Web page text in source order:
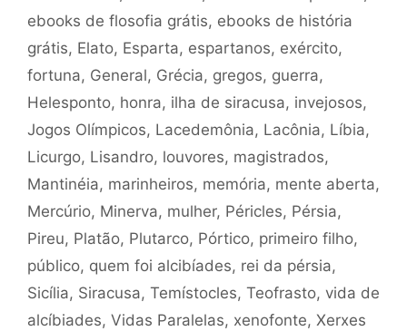
ebooks de flosofia grátis, ebooks de história
grátis, Elato, Esparta, espartanos, exército,
fortuna, General, Grécia, gregos, guerra,
Helesponto, honra, ilha de siracusa, invejosos,
Jogos Olímpicos, Lacedemônia, Lacônia, Líbia,
Licurgo, Lisandro, louvores, magistrados,
Mantinéia, marinheiros, memória, mente aberta,
Mercúrio, Minerva, mulher, Péricles, Pérsia,
Pireu, Platão, Plutarco, Pórtico, primeiro filho,
público, quem foi alcibíades, rei da pérsia,
Sicília, Siracusa, Temístocles, Teofrasto, vida de
alcíbiades, Vidas Paralelas, xenofonte, Xerxes